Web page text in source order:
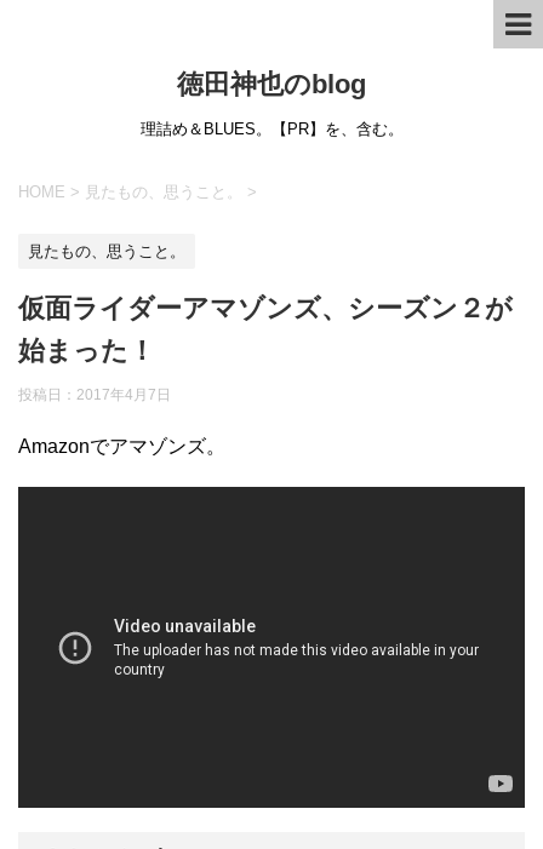
徳田神也のblog
理詰め＆BLUES。【PR】を、含む。
HOME > 見たもの、思うこと。 >
見たもの、思うこと。
仮面ライダーアマゾンズ、シーズン２が
始まった！
投稿日： 2017年4月7日
Amazonでアマゾンズ。